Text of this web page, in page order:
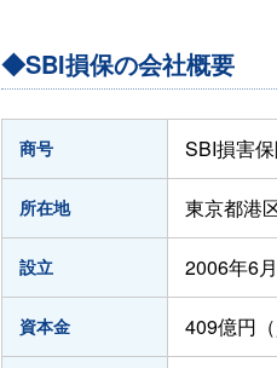
◆SBI損保の会社概要
商号 SBI損害
所在地 東京都港
設立 2006年6
資本金 409億円